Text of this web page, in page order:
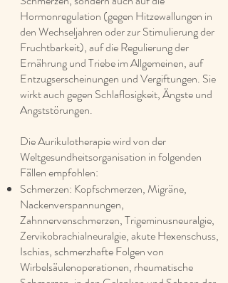
Hormonregulation (gegen Hitzewallungen in
den Wechseljahren oder zur Stimulierung der
Fruchtbarkeit), auf die Regulierung der
Ernährung und Triebe im Allgemeinen, auf
Entzugserscheinungen und Vergiftungen. Sie
wirkt auch gegen Schlaflosigkeit, Ängste und
Angststörungen.
Die Aurikulotherapie wird von der
Weltgesundheitsorganisation in folgenden
Fällen empfohlen:
Schmerzen: Kopfschmerzen, Migräne,
Nackenverspannungen,
Zahnnervenschmerzen, Trigeminusneuralgie,
Zervikobrachialneuralgie, akute Hexenschuss,
Ischias, schmerzhafte Folgen von
Wirbelsäulenoperationen, rheumatische